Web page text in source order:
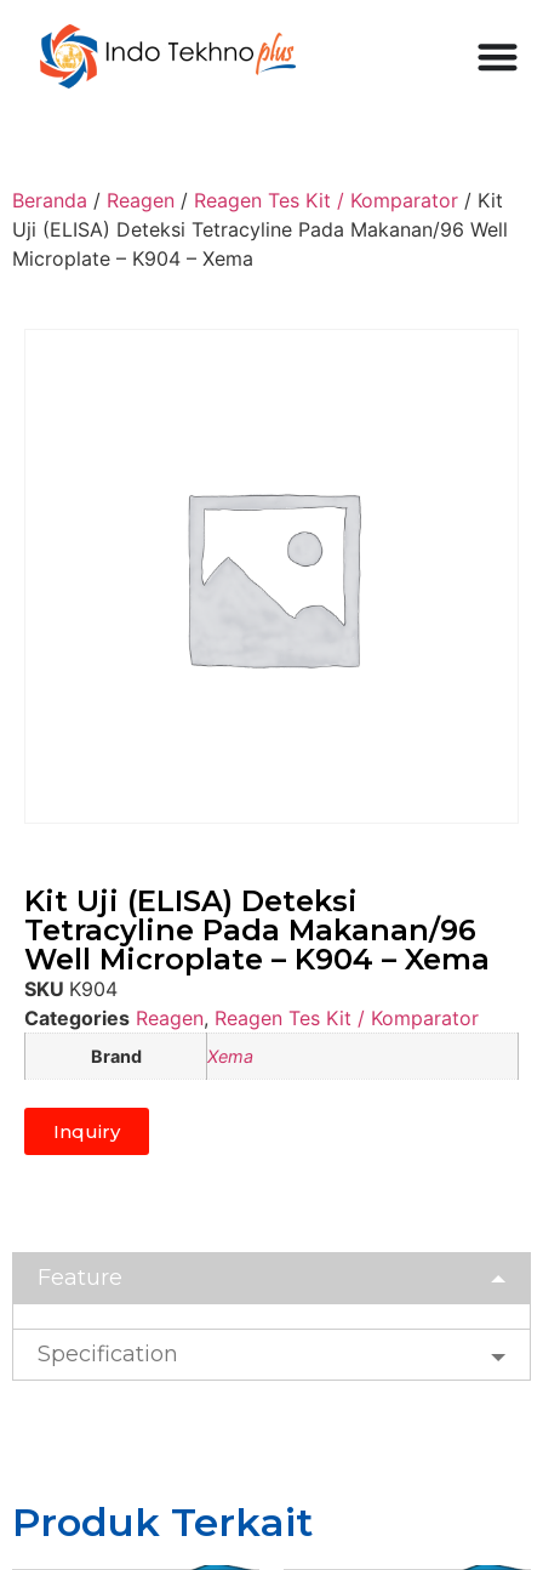
Beranda / Reagen / Reagen Tes Kit / Komparator / Kit
Uji (ELISA) Deteksi Tetracyline Pada Makanan/96 Well
Microplate – K904 – Xema
Kit Uji (ELISA) Deteksi
Tetracyline Pada Makanan/96
Well Microplate – K904 – Xema
SKU K904
Categories Reagen, Reagen Tes Kit / Komparator
Brand Xema
Inquiry
Feature
Specification
Produk Terkait